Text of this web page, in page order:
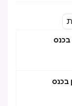
בכנס
בכנס